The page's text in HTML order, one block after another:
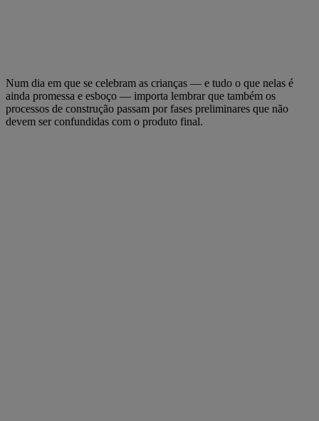
Num dia em que se celebram as crianças — e tudo o que nelas é
ainda promessa e esboço — importa lembrar que também os
processos de construção passam por fases preliminares que não
devem ser confundidas com o produto final.